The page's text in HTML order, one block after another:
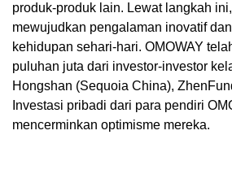
produk-produk lain. Lewat langkah
mewujudkan pengalaman inovatif
kehidupan sehari-hari. OMOWAY
puluhan juta dari investor-investor
Hongshan (Sequoia China),
Investasi pribadi dari para pendiri
mencerminkan optimisme mereka.